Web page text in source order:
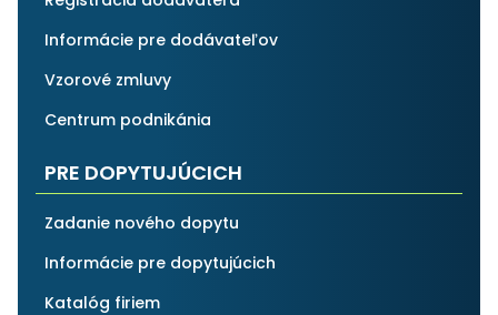
Informácie pre dodávateľov
Vzorové zmluvy
Centrum podnikánia
PRE DOPYTUJÚCICH
Zadanie nového dopytu
Informácie pre dopytujúcich
Katalóg firiem